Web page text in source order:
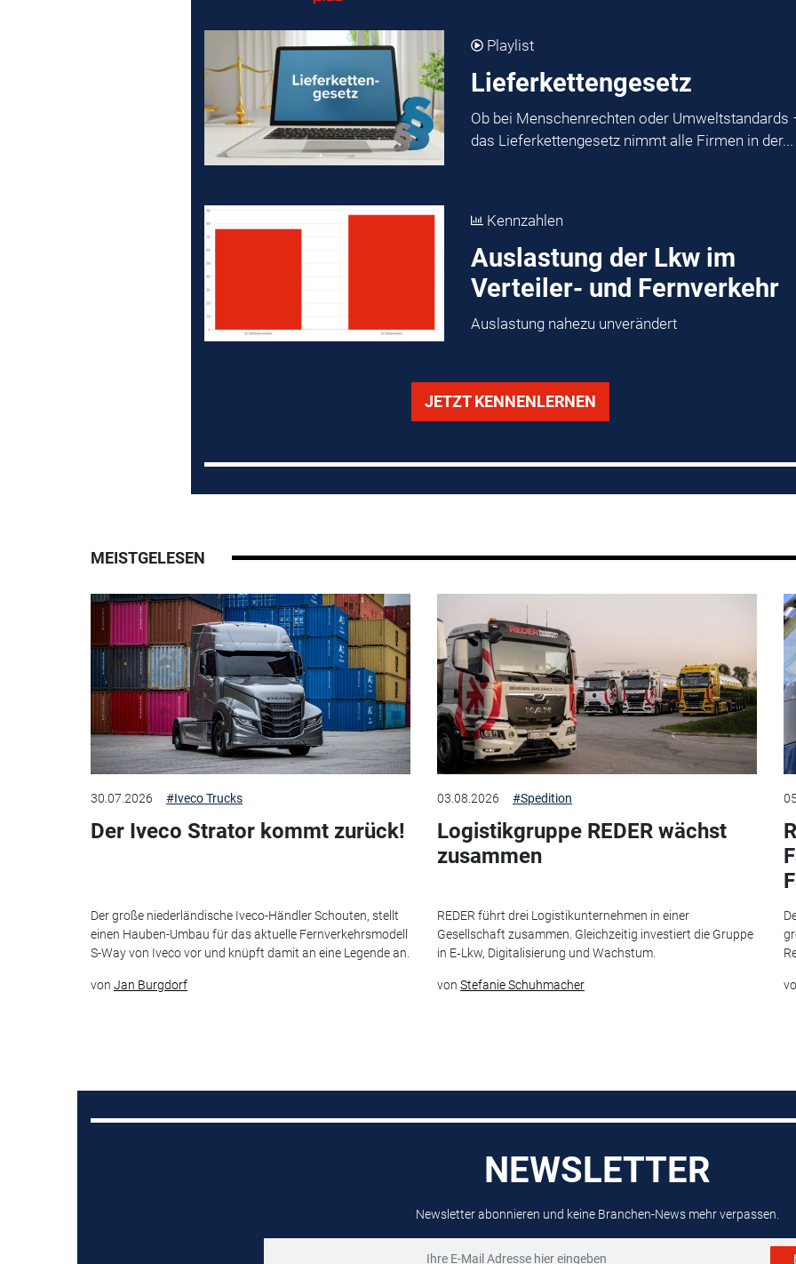
Playlist
Lieferkettengesetz
Ob bei Menschenrechten oder Umweltstandards
das Lieferkettengesetz nimmt alle Firmen in der...
Kennzahlen
Auslastung der Lkw im
Verteiler- und Fernverkehr
Auslastung nahezu unverändert
JETZT KENNENLERNEN
MEISTGELESEN
30.07.2026 #Iveco Trucks
Der Iveco Strator kommt zurück!
Der große niederländische Iveco-Händler Schouten, stellt
einen Hauben-Umbau für das aktuelle Fernverkehrsmodell
S-Way von Iveco vor und knüpft damit an eine Legende an.
von Jan Burgdorf
03.08.2026 #Spedition
Logistikgruppe REDER wächst
zusammen
REDER führt drei Logistikunternehmen in einer
Gesellschaft zusammen. Gleichzeitig investiert die Gruppe
in E‑Lkw, Digitalisierung und Wachstum.
von Stefanie Schuhmacher
NEWSLETTER
Newsletter abonnieren und keine Branchen-News mehr verpassen.